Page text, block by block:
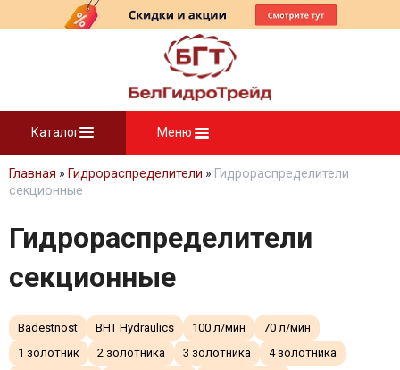
Каталог Меню
Главная » Гидрораспределители » Гидрораспределители
секционные
Гидрораспределители
секционные
Badestnost BHT Hydraulics 100 л/мин
70 л/мин
1 золотник
2 золотника 3 золотника
4 золотника